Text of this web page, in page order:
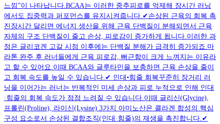
느낌”이 나타납니다.BCAA는 이러한 중추피로를 억제해 장시간 러닝
에서도 집중력과 퍼포먼스를 유지시켜줍니다.✔︎손상된 근육의 회복 촉
진장시간 달리면 에너지 생산을 위해 근육 단백질이 분해되면서 근육
자체의 구조 단백질이 줄고 손상, 피로감이 증가하게 됩니다.이러한 과
정은 글리코겐 고갈 시점 이후에는 단백질 분해가 급격히 증가되죠.마
라톤 완주 후 러너들에게 근육 피로감, 뻐근함이 크게 느껴지는 이유라
고 할 수 있어요.이때 BCAA와 글루타민을 보충하면 근육 손상을 줄이
고 회복 속도를 높일 수 있습니다.✔︎ 인대•힘줄 회복꾸준히 장거리 러
닝을 이어가는 러너는 반복적인 미세 손상과 피로 누적으로 인해 인대
·힘줄의 회복 속도가 점점 느려질 수 있습니다.이때 글리신(Glycine),
프롤린(Proline), 라이신(Lysine) 3가지 아미노산은 콜라겐 합성의 핵심
구성 요소로서 손상된 결합조직(인대·힘줄)의 재생을 촉진합니다.✔︎